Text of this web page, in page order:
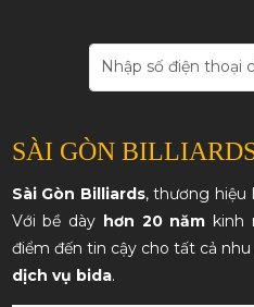
SÀI GÒN
Sài Gòn Billiards, thương hiệu
Với bề dày hơn 20 năm kinh
điểm đến tin cậy cho tất cả nhu
dịch vụ bida.